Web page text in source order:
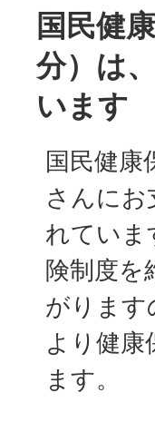
国民健
分）は
います
国民健康
さんに
れていま
険制度を
がります
より健康
ます。